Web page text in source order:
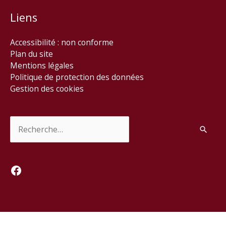
Liens
Accessibilité : non conforme
Plan du site
Mentions légales
Politique de protection des données
Gestion des cookies
Facebook